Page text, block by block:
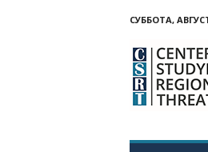
СУББОТА,
Центр
изучения
региональных
угроз